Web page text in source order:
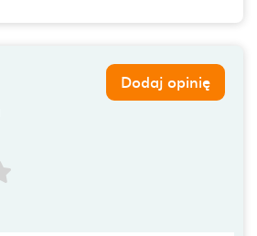
Dodaj opinię